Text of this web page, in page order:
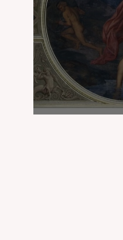
Tantalos